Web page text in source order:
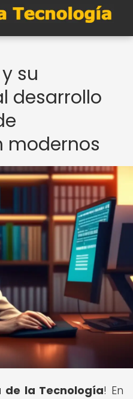
su
desarrollo
modernos
de la Tecnología! En